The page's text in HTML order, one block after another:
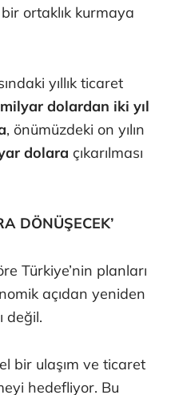
ortaklık kurmaya
yıllık ticaret
dolardan iki yıl
, önümüzdeki on yılın
dolara çıkarılması
DÖNÜŞECEK’
Türkiye’nin planları
açıdan yeniden
değil.
bir ulaşım ve ticaret
hedefliyor. Bu